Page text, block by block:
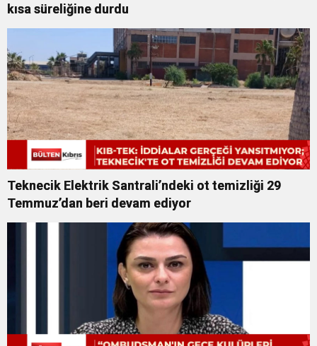
kısa süreliğine durdu
Teknecik Elektrik Santrali’ndeki ot temizliği 29
Temmuz’dan beri devam ediyor